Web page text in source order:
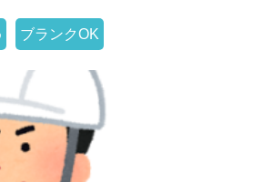
ブランクOK